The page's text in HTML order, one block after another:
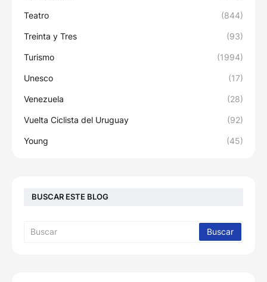
Teatro (844)
Treinta y Tres (93)
Turismo (1994)
Unesco (17)
Venezuela (28)
Vuelta Ciclista del Uruguay (92)
Young (45)
BUSCAR ESTE BLOG